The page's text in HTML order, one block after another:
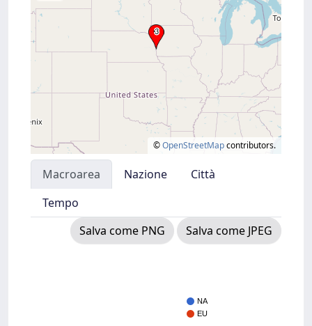
©OpenStreetMapcontributors.
Macroarea Nazione
Città
Tempo
Salva come PNG
Salva come JPEG
NA
EU